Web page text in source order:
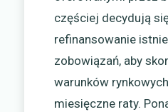
częściej decydują
refinansowanie
zobowiązań, aby
warunków
miesięczne raty.